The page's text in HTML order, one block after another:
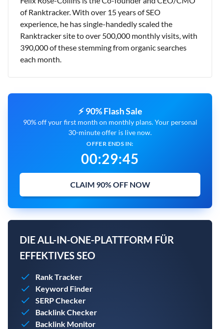
of Ranktracker. With over 15 years of SEO
experience, he has single-handedly scaled the
Ranktracker site to over 500,000 monthly visits, with
390,000 of these stemming from organic searches
each month.
⚡ 90% Flash Sale
90% off your first month on monthly plans. Your personal
30-minute offer is live now.
OFFER ENDS IN:
00:29:44
CLAIM 90% OFF NOW
DIE ALL-IN-ONE-PLATTFORM FÜR
EFFEKTIVES SEO
Rank Tracker
Keyword Finder
SERP Checker
Backlink Checker
Backlink Monitor